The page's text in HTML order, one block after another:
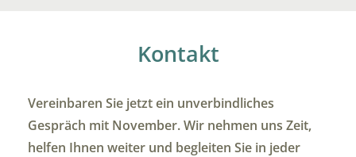
Kontakt
Vereinbaren Sie jetzt ein unverbindliches
Gespräch mit November. Wir nehmen uns Zeit,
helfen Ihnen weiter und begleiten Sie in jeder